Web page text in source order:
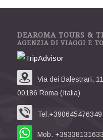
DEAROMA TOURS &
AGENZIA DI VIAGGI E
Via dei Balestrari, 11
00186 Roma (Italia)
Tel.+390645476349
Mob.